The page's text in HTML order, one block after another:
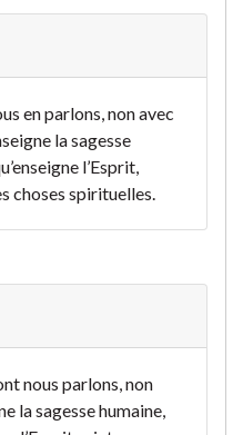
en parlons, non avec
la sagesse
l’Esprit,
choses spirituelles.
nous parlons, non
la sagesse humaine,